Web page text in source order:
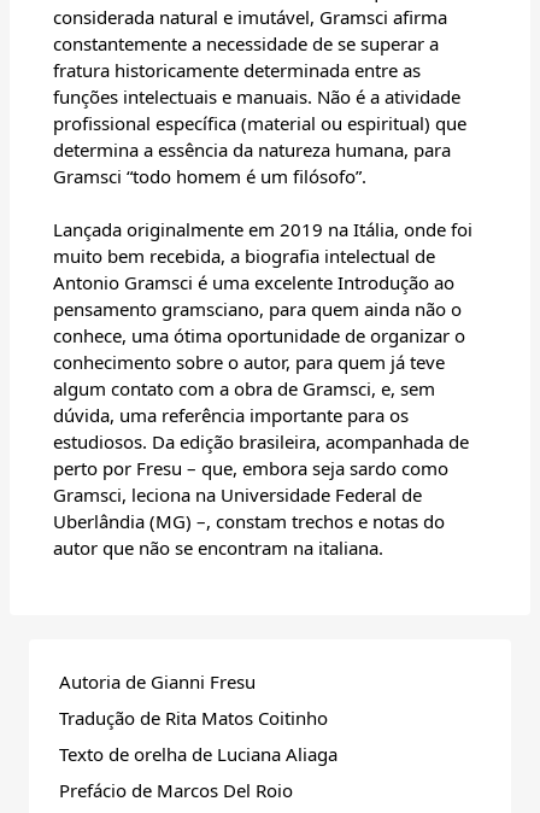
considerada natural e imutável, Gramsci afirma
constantemente a necessidade de se superar a
fratura historicamente determinada entre as
funções intelectuais e manuais. Não é a atividade
profissional específica (material ou espiritual) que
determina a essência da natureza humana, para
Gramsci “todo homem é um filósofo”.
Lançada originalmente em 2019 na Itália, onde foi
muito bem recebida, a biografia intelectual de
Antonio Gramsci é uma excelente Introdução ao
pensamento gramsciano, para quem ainda não o
conhece, uma ótima oportunidade de organizar o
conhecimento sobre o autor, para quem já teve
algum contato com a obra de Gramsci, e, sem
dúvida, uma referência importante para os
estudiosos. Da edição brasileira, acompanhada de
perto por Fresu – que, embora seja sardo como
Gramsci, leciona na Universidade Federal de
Uberlândia (MG) –, constam trechos e notas do
autor que não se encontram na italiana.
Autoria de Gianni Fresu
Tradução de Rita Matos Coitinho
Texto de orelha de Luciana Aliaga
Prefácio de Marcos Del Roio